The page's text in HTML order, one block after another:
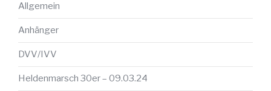
Allgemein
Anhänger
DVV/IVV
Heldenmarsch 30er – 09.03.24